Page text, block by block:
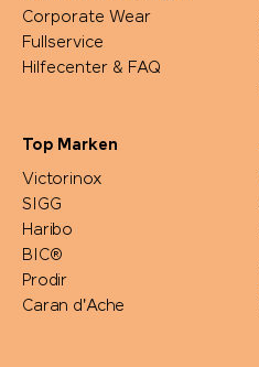
Corporate Wear
Fullservice
Hilfecenter & FAQ
Top Marken
Victorinox
SIGG
Haribo
BIC®
Prodir
Caran d'Ache